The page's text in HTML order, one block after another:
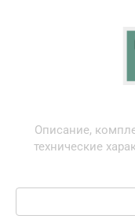
Описание,
технические
Поиск: